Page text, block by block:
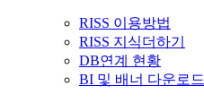
RISS 이용방법
RISS 지식더하기
DB연계 현황
BI 및 배너 다운로드